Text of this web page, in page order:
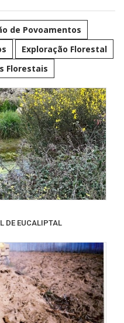
de Povoamentos
Exploração Florestal
Florestais
DE EUCALIPTAL